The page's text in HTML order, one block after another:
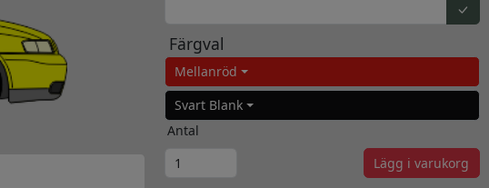
Färgval
Mellanröd
Svart Blank
Antal
Lägg i varukorg